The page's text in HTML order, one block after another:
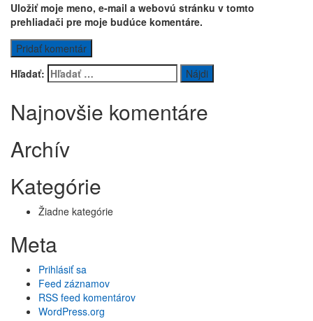
Uložiť moje meno, e-mail a webovú stránku v tomto
prehliadači pre moje budúce komentáre.
Hľadať:
Najnovšie komentáre
Archív
Kategórie
Žiadne kategórie
Meta
Prihlásiť sa
Feed záznamov
RSS feed komentárov
WordPress.org